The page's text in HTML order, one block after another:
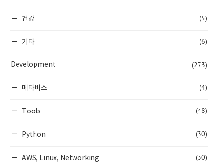
건강 (5)
기타 (6)
Development (273)
메타버스 (4)
Tools (48)
Python (30)
AWS, Linux, Networking (30)